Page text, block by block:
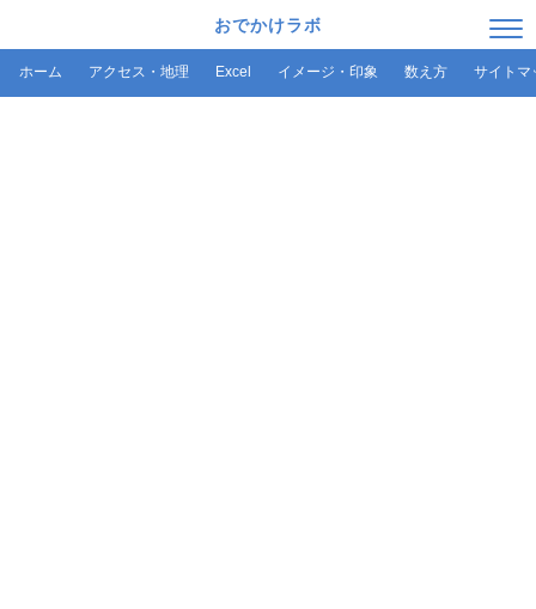
おでかけラボ
ホーム アクセス・地理 Excel イメージ・印象 数え方 サイトマ